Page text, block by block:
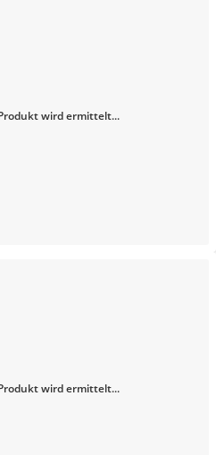
wird ermittelt...
wird ermittelt...